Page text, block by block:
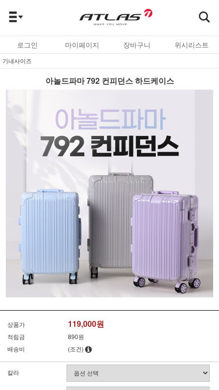
로그인 마이페이지 장바구니 위시리스트
기내사이즈
아놀드파마 792 컨피던스 하드케이스
상품가 119,000원
적립금
890원
배송비
(조건)
칼라